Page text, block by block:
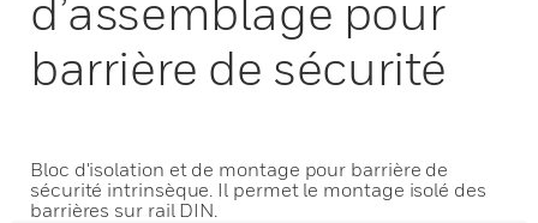
d’assemblage pour
barrière de sécurité
Bloc d'isolation et de montage pour barrière de
sécurité intrinsèque. Il permet le montage isolé des
barrières sur rail DIN.